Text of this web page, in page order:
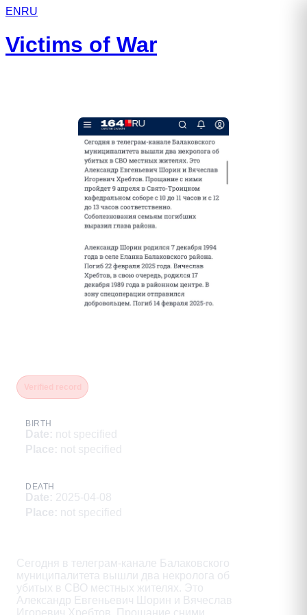
EN RU
Victims of War
BIRTH
Date: not specified
Place: not specified
DEATH
Date: 2025-04-08
Place: not specified
Сегодня в телеграм-канале Балаковского
муниципалитета вышли два некролога об
убитых в СВО местных жителях. Это
Александр Евгеньевич Шорин и Вячеслав
Игоревич Хребтов. Прощание сними